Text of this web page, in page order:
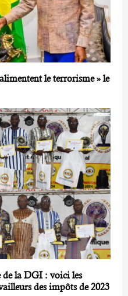
le terrorisme » le
de la DGI : voici les
des impôts de 2023